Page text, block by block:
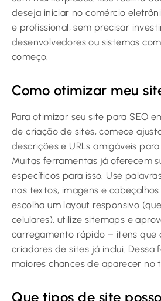
deseja iniciar no comércio
e profissional, sem precisar
desenvolvedores ou sistemas
começo.
Como otimizar meu
Para otimizar seu site para SEO
de criação de sites, comece
descrições e URLs amigáveis
Muitas ferramentas já oferecem
específicos para isso. Use
nos textos, imagens e
escolha um layout responsivo
celulares), utilize sitemaps e
carregamento rápido – itens que
criadores de sites já inclui. Dessa
maiores chances de aparecer no
Que tipos de site